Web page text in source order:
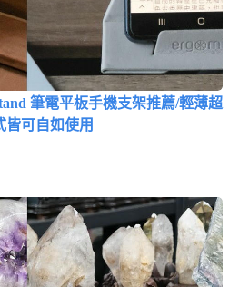
筆電平板手機支架推薦/輕薄超
皆可自如使用